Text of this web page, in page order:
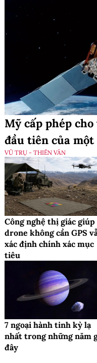
Mỹ cấp phép
đầu tiên của
VŨ TRỤ - THIÊN VĂN
Công nghệ thị giác giúp
drone không cần GPS
xác định chính xác mục
tiêu
7 ngoại hành tinh kỳ lạ
nhất trong những năm
đây